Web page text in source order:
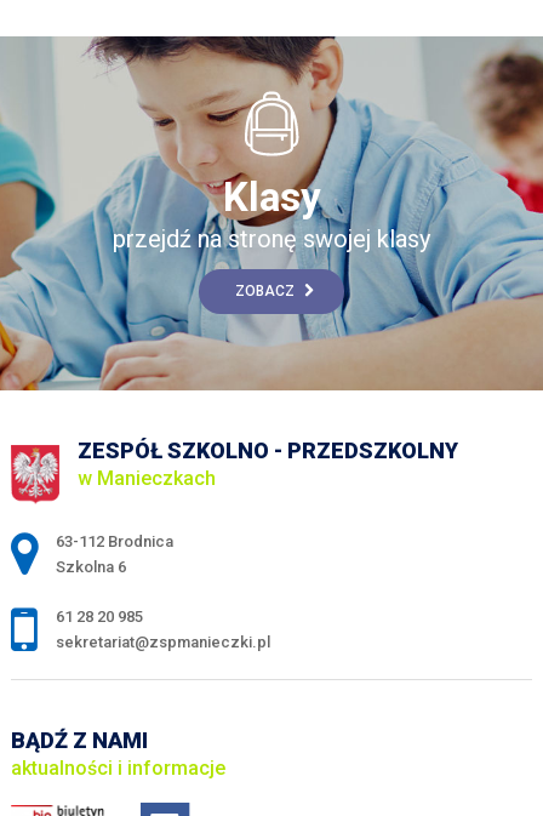
Klasy
przejdź na stronę swojej klasy
ZOBACZ
ZESPÓŁ SZKOLNO - PRZEDSZKOLNY
w Manieczkach
Adres pocztowy:
63-112 Brodnica
Szkolna 6
61 28 20 985
sekretariat@zspmanieczki.pl
BĄDŹ Z NAMI
aktualności i informacje